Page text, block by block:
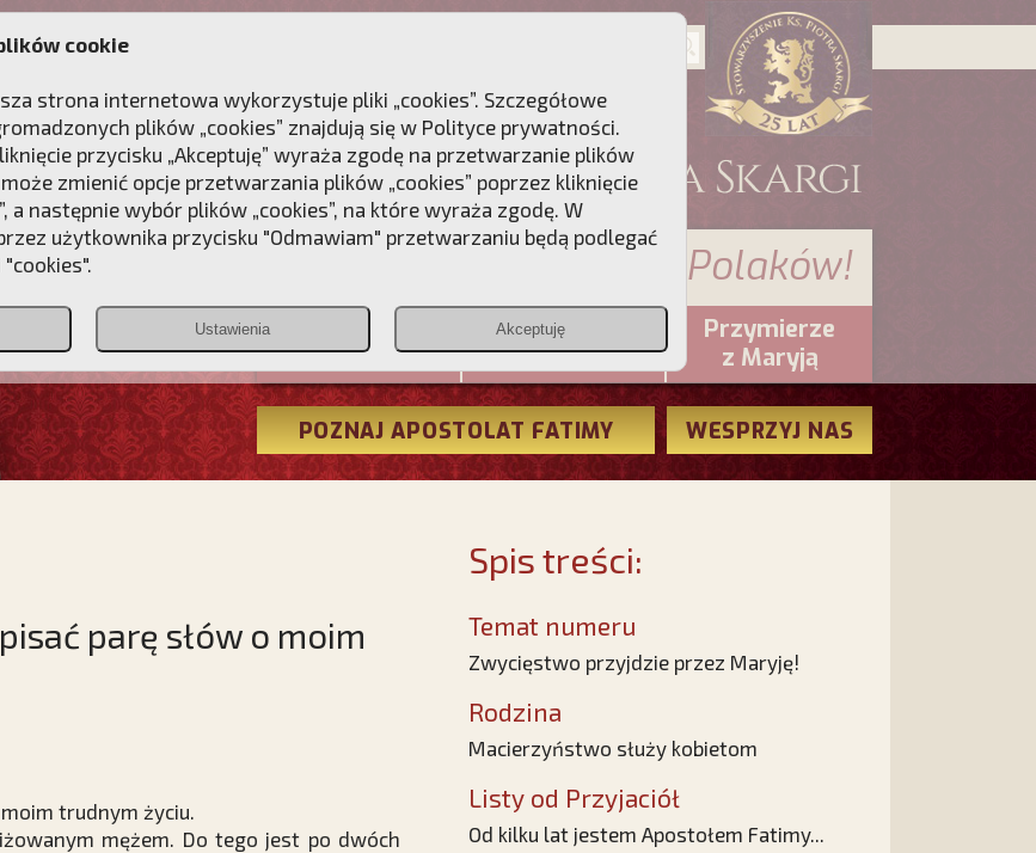
DLA DUSZY
Przebudźmy sumienia Polaków!
Christiana
PCh24.pl
Przymierze
z Maryją
POZNAJ APOSTOLAT FATIMY WESPRZYJ NAS
parę słów o moim
trudnym życiu.
mężem. Do tego jest po dwóch
Spis treści:
Temat numeru
Zwycięstwo przyjdzie przez Maryję!
Rodzina
Macierzyństwo służy kobietom
Listy od Przyjaciół
Od kilku lat jestem Apostołem Fatimy...
cookie
strona internetowa wykorzystuje pliki „cookies”. Szczegółowe
plików „cookies” znajdują się w Polityce prywatności.
przycisku „Akceptuję” wyraża zgodę na przetwarzanie plików
zmienić opcje przetwarzania plików „cookies” poprzez kliknięcie
a następnie wybór plików „cookies”, na które wyraża zgodę. W
użytkownika przycisku "Odmawiam" przetwarzaniu będą podlegać
Ustawienia Akceptuję